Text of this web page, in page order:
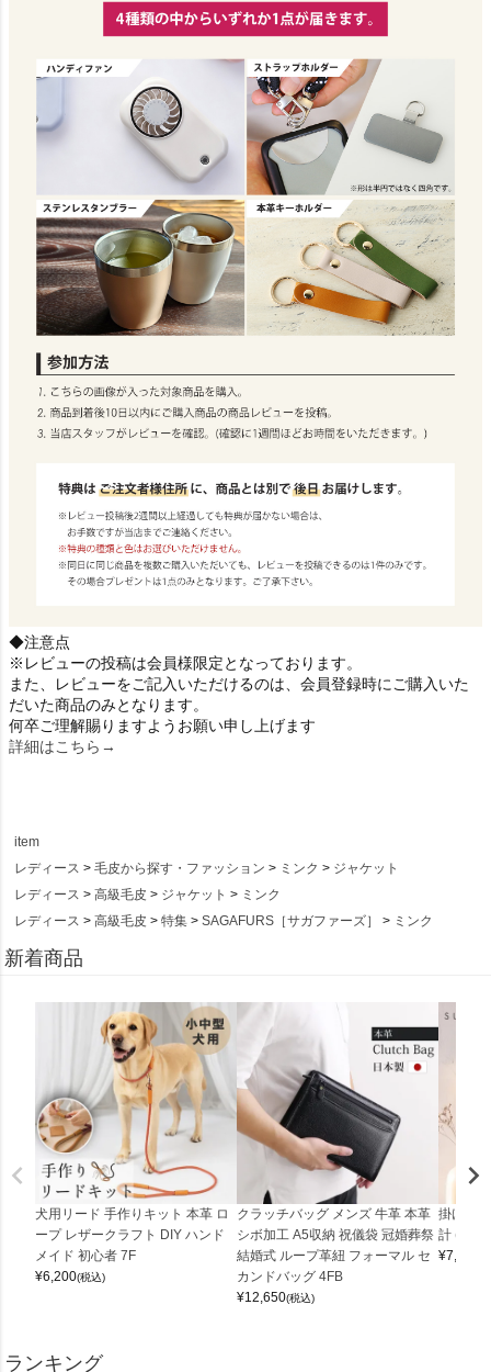
◆注意点
※レビューの投稿は会員様限定となっております。
また、レビューをご記入いただけるのは、会員登録時にご購入いた
だいた商品のみとなります。
何卒ご理解賜りますようお願い申し上げます
詳細はこちら→
item
レディース
毛皮から探す・ファッション ミンク
ジャケット
レディース
高級毛皮 ジャケット
ミンク
レディース
高級毛皮 特集 SAGAFURS［サガファーズ］ ミンク
新着商品
犬用リード 手作りキット 本革 ロ
ープ レザークラフト DIY ハンド
メイド 初心者 7F
¥6,200(税込)
クラッチバッグ メンズ 牛革 本革
シボ加工 A5収納 祝儀袋 冠婚葬祭
結婚式 ループ革紐 フォーマル セ
カンドバッグ 4FB
¥12,650(税込)
掛け時
計
¥7,150
ランキング